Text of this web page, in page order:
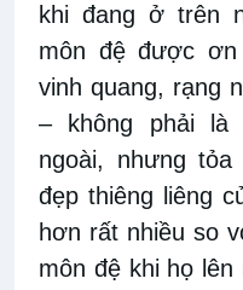
khi đang ở trên
môn đệ được
vinh quang, rạng
– không phải là
ngoài, nhưng
đẹp thiêng liêng
hơn rất nhiều so
môn đệ khi họ lên